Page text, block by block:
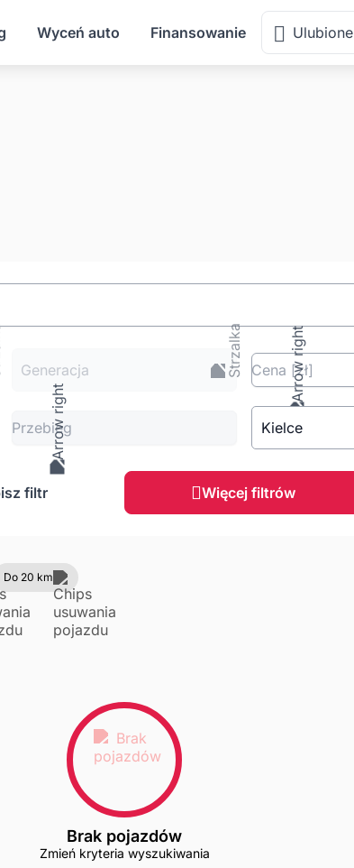
Wyceń auto Finansowanie Ulubione
Generacja Cena [zł]
Przebieg Kielce
filtr Więcej filtrów
Do 20 km
Brak pojazdów
Zmień kryteria wyszukiwania